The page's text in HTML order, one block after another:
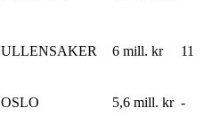
ULLENSAKER 6 mill. kr 11
OSLO 5,6 mill. kr -